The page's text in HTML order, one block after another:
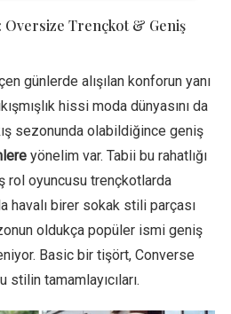
Oversize Trençkot & Geniş
günlerde alışılan konforun yanı
hissi moda dünyasını da
sezonunda olabildiğince geniş
yönelim var. Tabii bu rahatlığı
rol oyuncusu trençkotlarda
havalı birer sokak stili parçası
oldukça popüler ismi geniş
Basic bir tişört, Converse
tamamlayıcıları.